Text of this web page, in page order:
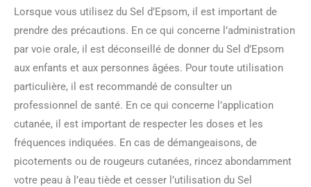
Lorsque vous utilisez du Sel d’Epsom, il est important de
prendre des précautions. En ce qui concerne l’administration
par voie orale, il est déconseillé de donner du Sel d’Epsom
aux enfants et aux personnes âgées. Pour toute utilisation
particulière, il est recommandé de consulter un
professionnel de santé. En ce qui concerne l’application
cutanée, il est important de respecter les doses et les
fréquences indiquées. En cas de démangeaisons, de
picotements ou de rougeurs cutanées, rincez abondamment
votre peau à l’eau tiède et cesser l’utilisation du Sel